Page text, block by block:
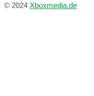
© 2024 Xboxmedia.de